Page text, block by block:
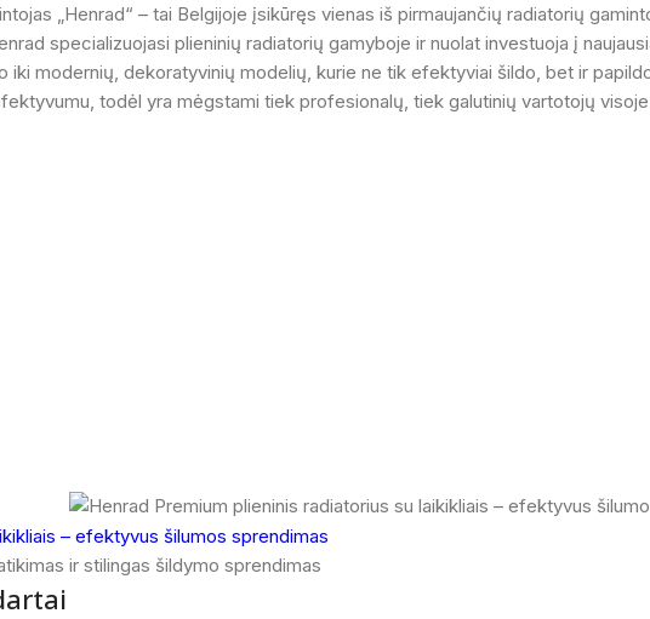
„Henrad“ – tai Belgijoje įsikūręs vienas iš pirmaujančių radiatorių
specializuojasi plieninių radiatorių gamyboje ir nuolat investuoja į
iki modernių, dekoratyvinių modelių, kurie ne tik efektyviai šildo, bet ir
todėl yra mėgstami tiek profesionalų, tiek galutinių vartotojų
ir stilingas šildymo sprendimas